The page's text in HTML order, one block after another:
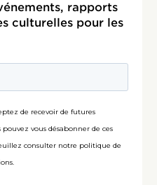
rapports
culturelles pour les